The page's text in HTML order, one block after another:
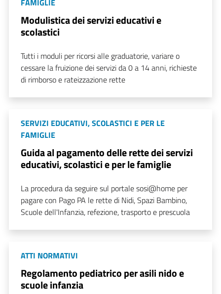
FAMIGLIE
Modulistica dei servizi educativi e
scolastici
Tutti i moduli per ricorsi alle graduatorie, variare o
cessare la fruizione dei servizi da 0 a 14 anni, richieste
di rimborso e rateizzazione rette
SERVIZI EDUCATIVI, SCOLASTICI E PER LE
FAMIGLIE
Guida al pagamento delle rette dei servizi
educativi, scolastici e per le famiglie
La procedura da seguire sul portale sosi@home per
pagare con Pago PA le rette di Nidi, Spazi Bambino,
Scuole dell'Infanzia, refezione, trasporto e prescuola
ATTI NORMATIVI
Regolamento pediatrico per asili nido e
scuole infanzia